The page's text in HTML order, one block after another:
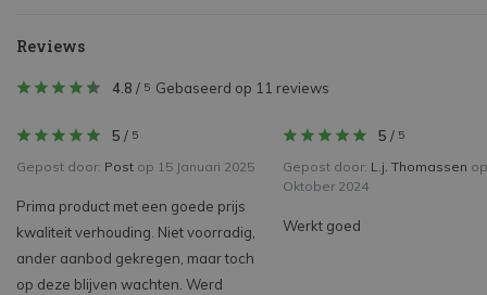
Reviews
4.8 / 5 Gebaseerd op 11 reviews
5 / 5
Gepost door: Post op 15 Januari 2025
Prima product met een goede prijs
kwaliteit verhouding. Niet voorradig,
ander aanbod gekregen, maar toch
op deze blijven wachten. Werd
5 / 5
Gepost door: L.j. Thomassen
Oktober 2024
Werkt goed